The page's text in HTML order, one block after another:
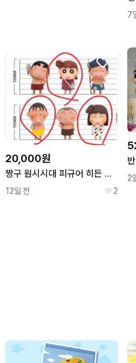
7
20,000원
짱구 원시시대 피규어 히든 수지 맹구 유리 일괄
12일 전 2
2